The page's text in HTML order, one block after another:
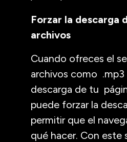
Forzar la descarga
archivos
Cuando ofreces el
archivos como
descarga de tu
puede forzar la
permitir que el
qué hacer. Con este